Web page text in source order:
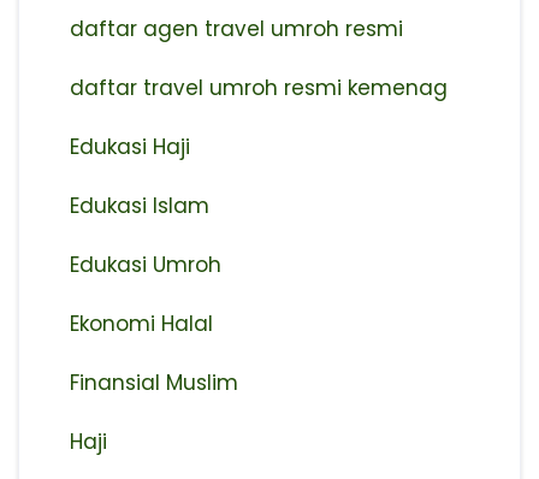
⁠daftar agen travel umroh resmi
daftar travel umroh resmi kemenag
Edukasi Haji
Edukasi Islam
Edukasi Umroh
Ekonomi Halal
Finansial Muslim
Haji